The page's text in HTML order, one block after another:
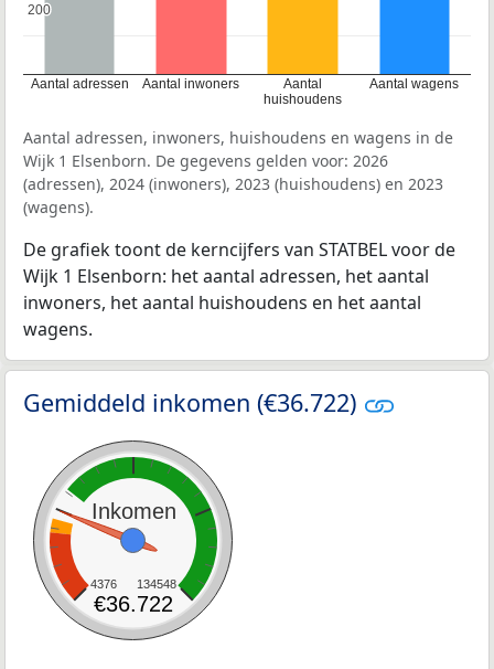
Aantal adressen Aantal inwoners
Aantal
huishoudens
Aantal wagens
200
200
Aantal adressen, inwoners, huishoudens en wagens in de
Wijk 1 Elsenborn. De gegevens gelden voor: 2026
(adressen), 2024 (inwoners), 2023 (huishoudens) en 2023
(wagens).
De grafiek toont de kerncijfers van STATBEL voor de
Wijk 1 Elsenborn: het aantal adressen, het aantal
inwoners, het aantal huishoudens en het aantal
wagens.
Gemiddeld inkomen (€36.722)
Inkomen
4376 134548
€36.722